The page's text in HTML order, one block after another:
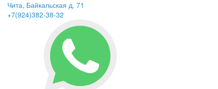
Чита, Байкальская д. 71
+7(924)382-38-32